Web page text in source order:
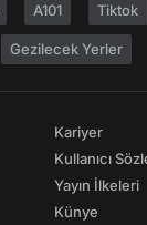
A101 Tiktok
Gezilecek Yerler
Kariyer
Kullanıcı
Yayın İlkeleri
Künye